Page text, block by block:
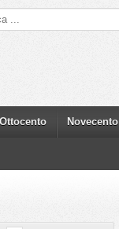
Ottocento Novecento